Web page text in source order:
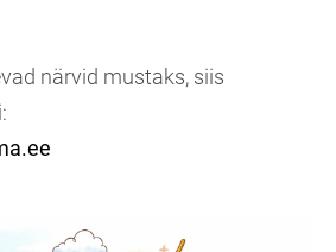
närvid mustaks, siis